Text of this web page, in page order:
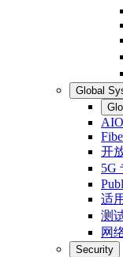
Global
开
5G
适
测
网
Security